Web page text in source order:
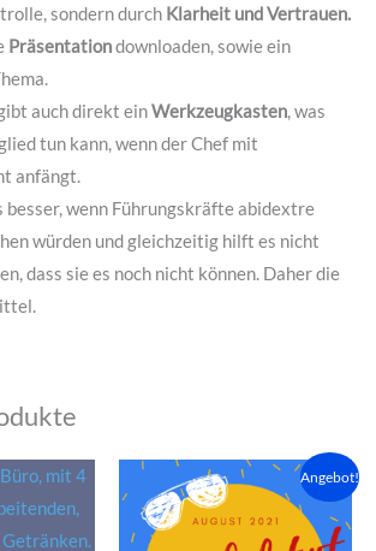
sondern durch Klarheit und Vertrauen.
Präsentationdownloaden, sowie ein
auch direkt einWerkzeugkasten, was
tun kann, wenn der Chef mit
anfängt.
besser, wenn Führungskräfte abidextre
würden und gleichzeitig hilft es nicht
dass sie es noch nicht können. Daher die
Angebot!
Ursprünglicher
Preis
war:
2.500,00 €
Aktueller
Preis
ist:
1.500,00 €.